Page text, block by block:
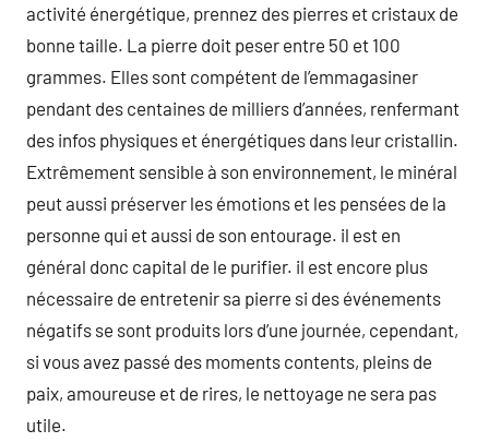
activité énergétique, prennez des pierres et cristaux de
bonne taille. La pierre doit peser entre 50 et 100
grammes. Elles sont compétent de l’emmagasiner
pendant des centaines de milliers d’années, renfermant
des infos physiques et énergétiques dans leur cristallin.
Extrêmement sensible à son environnement, le minéral
peut aussi préserver les émotions et les pensées de la
personne qui et aussi de son entourage. il est en
général donc capital de le purifier. il est encore plus
nécessaire de entretenir sa pierre si des événements
négatifs se sont produits lors d’une journée, cependant,
si vous avez passé des moments contents, pleins de
paix, amoureuse et de rires, le nettoyage ne sera pas
utile.